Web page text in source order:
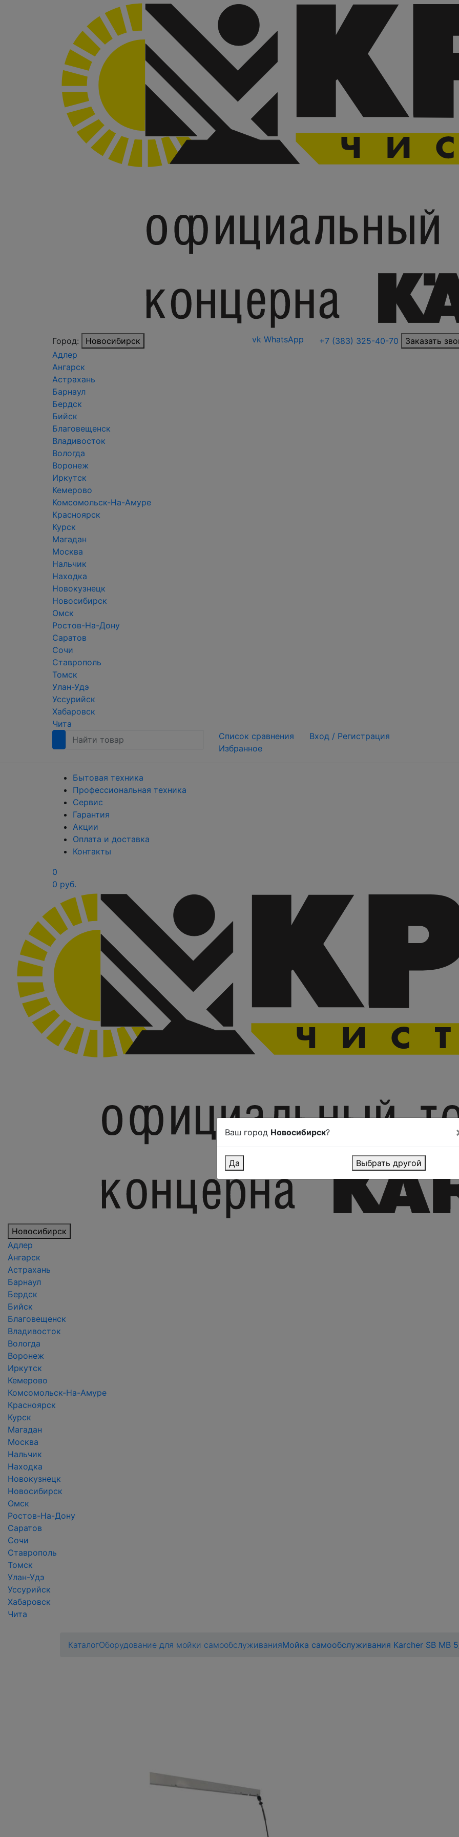
Город:
Новосибирск
Адлер
Ангарск
Астрахань
Барнаул
Бердск
Бийск
Благовещенск
Владивосток
Вологда
Воронеж
Иркутск
Кемерово
Комсомольск-На-Амуре
Красноярск
Курск
Магадан
Москва
Нальчик
Находка
Новокузнецк
Новосибирск
Омск
Ростов-На-Дону
Саратов
Сочи
Ставрополь
Томск
Улан-Удэ
Уссурийск
Хабаровск
Чита
vk WhatsApp +7 (383) 325-40-70 Заказать
Список сравнения
Избранное
Вход / Регистрация
Бытовая техника
Профессиональная техника
Сервис
Гарантия
Акции
Оплата и доставка
Контакты
0
0 руб.
Новосибирск
Адлер
Ангарск
Астрахань
Барнаул
Бердск
Бийск
Благовещенск
Владивосток
Вологда
Воронеж
Иркутск
Кемерово
Комсомольск-На-Амуре
Красноярск
Курск
Магадан
Москва
Нальчик
Находка
Новокузнецк
Новосибирск
Омск
Ростов-На-Дону
Саратов
Сочи
Ставрополь
Томск
Улан-Удэ
Уссурийск
Хабаровск
Чита
КаталогОборудование для мойки самообслуживанияМойка самообслуживания Karcher SB MB
Ваш город Новосибирск?
Да Выбрать другой